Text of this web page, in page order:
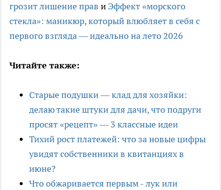
грозит лишение прав и Эффект «морского
стекла»: маникюр, который влюбляет в себя с
первого взгляда — идеально на лето 2026
Читайте также:
Старые подушки — клад для хозяйки:
делаю такие штуки для дачи, что подруги
просят «рецепт» — 3 классные идеи
Тихий рост платежей: что за новые цифры
увидят собственники в квитанциях в
июне?
Что обжаривается первым - лук или